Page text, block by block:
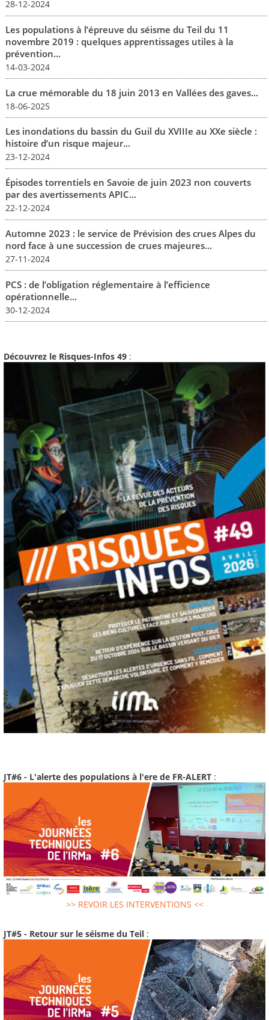
28-12-2024
Les populations à l’épreuve du séisme du Teil du 11
novembre 2019 : quelques apprentissages utiles à la
prévention...
14-03-2024
La crue mémorable du 18 juin 2013 en Vallées des gaves...
18-06-2025
Les inondations du bassin du Guil du XVIIIe au XXe siècle :
histoire d’un risque majeur...
23-12-2024
Épisodes torrentiels en Savoie de juin 2023 non couverts
par des avertissements APIC...
22-12-2024
Automne 2023 : le service de Prévision des crues Alpes du
nord face à une succession de crues majeures...
27-11-2024
PCS : de l’obligation réglementaire à l’efficience
opérationnelle...
30-12-2024
Découvrez le Risques-Infos 49 :
JT#6 - L'alerte des populations à l'ere de FR-ALERT :
>> REVOIR LES INTERVENTIONS <<
JT#5 - Retour sur le séisme du Teil :